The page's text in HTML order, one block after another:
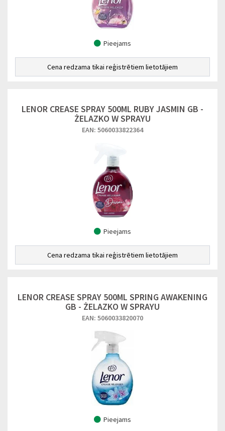
Pieejams
Cena redzama tikai reģistrētiem lietotājiem
LENOR CREASE SPRAY 500ML RUBY JASMIN GB -
ŻELAZKO W SPRAYU
EAN: 5060033822364
Pieejams
Cena redzama tikai reģistrētiem lietotājiem
LENOR CREASE SPRAY 500ML SPRING AWAKENING
GB - ŻELAZKO W SPRAYU
EAN: 5060033820070
Pieejams